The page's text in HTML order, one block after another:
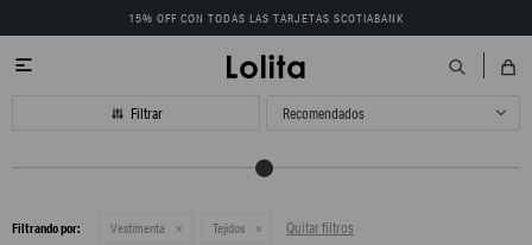
15% OFF CON TODAS LAS TARJETAS SCOTIABANK

Recomendados
Filtrando por: Vestimenta Tejidos Quitar filtros